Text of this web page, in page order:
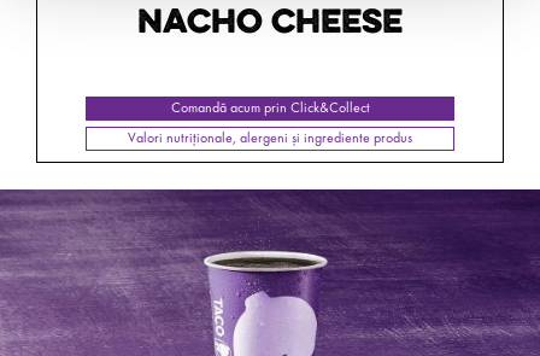
NACHO CHEESE
Comandă acum prin Click&Collect
Valori nutriționale, alergeni și ingrediente produs